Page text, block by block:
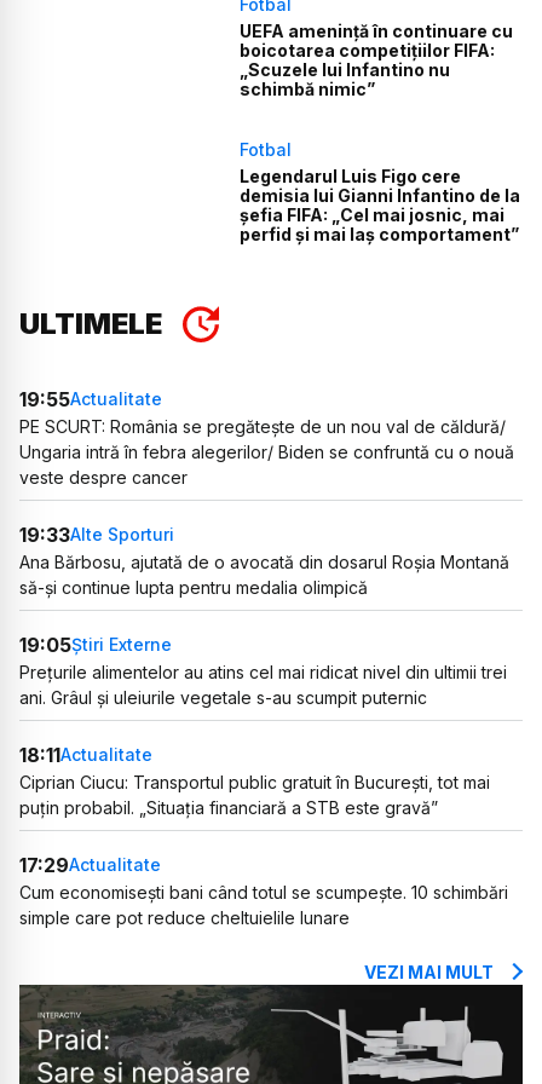
Fotbal
UEFA amenință în continuare cu
boicotarea competițiilor FIFA:
„Scuzele lui Infantino nu
schimbă nimic”
Fotbal
Legendarul Luis Figo cere
demisia lui Gianni Infantino de la
șefia FIFA: „Cel mai josnic, mai
perfid și mai laș comportament”
ULTIMELE
19:55Actualitate
PE SCURT: România se pregătește de un nou val de căldură/
Ungaria intră în febra alegerilor/ Biden se confruntă cu o nouă
veste despre cancer
19:33Alte Sporturi
Ana Bărbosu, ajutată de o avocată din dosarul Roșia Montană
să-și continue lupta pentru medalia olimpică
19:05Știri Externe
Prețurile alimentelor au atins cel mai ridicat nivel din ultimii trei
ani. Grâul și uleiurile vegetale s-au scumpit puternic
18:11Actualitate
Ciprian Ciucu: Transportul public gratuit în București, tot mai
puțin probabil. „Situația financiară a STB este gravă”
17:29Actualitate
Cum economisești bani când totul se scumpește. 10 schimbări
simple care pot reduce cheltuielile lunare
VEZI MAI MULT